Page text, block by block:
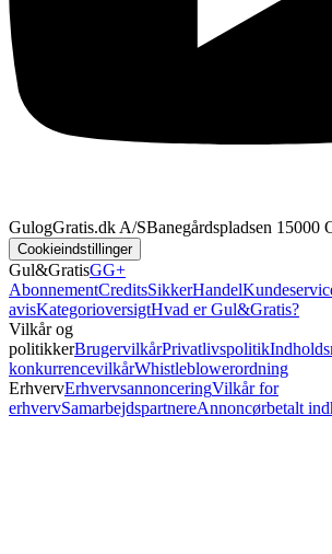
GulogGratis.dk A/SBanegårdspladsen 1 5000
Cookieindstillinger
Gul&GratisGG+
AbonnementCreditsSikkerHandel
avisKategorioversigtHvad er Gul&Gratis?
Vilkår og
politikkerBrugervilkårPrivatlivspolitik
konkurrencevilkårWhistleblowerordning
ErhvervErhvervsannonceringVilkår for
erhvervSamarbejdspartnereAnnoncørbetalt